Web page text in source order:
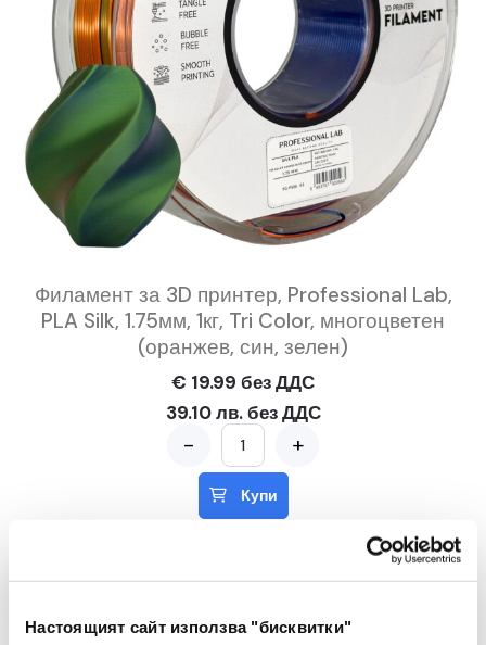
Настоящият сайт използва "бисквитки"
Филамент за 3D принтер, Professional Lab,
PLA Silk, 1.75мм, 1кг, Tri Color, многоцветен
(оранжев, син, зелен)
€ 19.99 без ДДС
39.10 лв. без ДДС
- +
Купи